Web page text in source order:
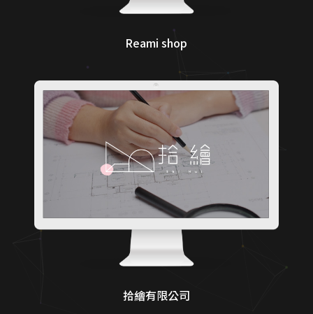
Reami shop
拾繪有限公司